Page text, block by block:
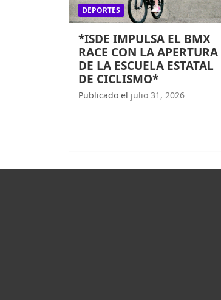
DEPORTES
*ISDE IMPULSA EL BMX
RACE CON LA APERTURA
DE LA ESCUELA ESTATAL
DE CICLISMO*
Publicado el julio 31, 2026